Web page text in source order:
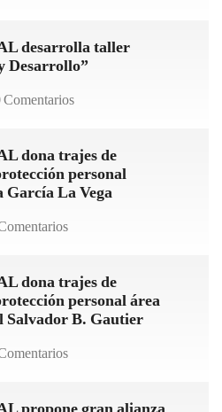
desarrolla taller
Desarrollo”
Comentarios
dona trajes de
personal
La Vega
dona trajes de
personal área
B. Gautier
propone gran alianza